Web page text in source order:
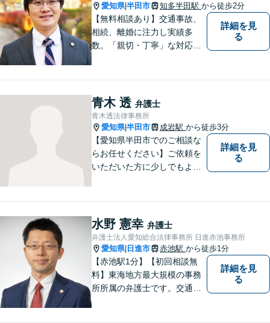
愛知県|半田市 知多半田駅 から徒歩2分
【無料相談あり】交通事故、
相続、離婚に注力し実績多
数。「親切・丁寧」な対応
詳細を見
る
青木 透 弁護士
青木透法律事務所
愛知県|半田市 成岩駅 から徒歩3分
【愛知県半田市でのご相談な
らお任せください】ご依頼を
いただいた方に少しでもよい
詳細を見
る
水野 憲幸 弁護士
弁護士法人愛知総合法律事務所 日進赤池事務所
愛知県| 日進市 赤池駅 から徒歩1分
【赤池駅1分】【初回相談無
料】東海地方最大規模の事務
所所属の弁護士です。交通事
詳細を見
る